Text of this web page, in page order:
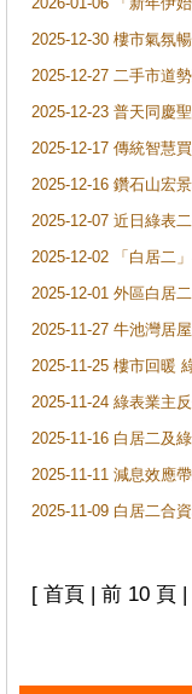
2025-12-30 樓市氣氛
2025-12-27 二手市道
2025-12-23 普天同慶
2025-12-17 傳統智慧
2025-12-16 鑽石山宏
2025-12-07 近日綠表
2025-12-02 「白居二
2025-12-01 外區白居
2025-11-27 牛池灣居
2025-11-25 樓市回暖
2025-11-24 綠表業主
2025-11-16 白居二及
2025-11-11 減息效應
2025-11-09 白居二合
[ 首頁 | 前 10 頁 |